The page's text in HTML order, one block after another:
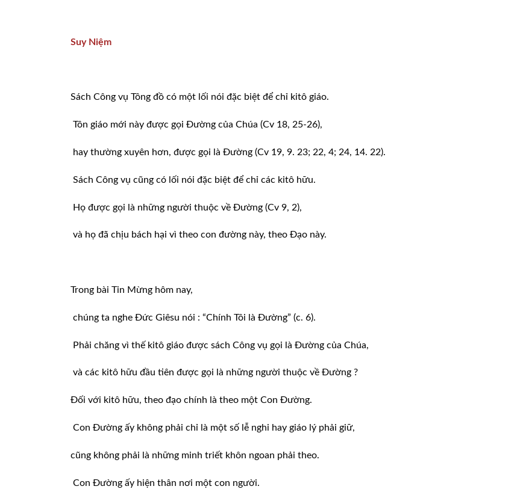
Suy Niệm
Sách Công vụ Tông đồ có một lối nói đặc biệt để chỉ kitô giáo.
Tôn giáo mới này được gọi Đường của Chúa (Cv 18, 25-26),
hay thường xuyên hơn, được gọi là Đường (Cv 19, 9. 23; 22, 4; 24, 14. 22).
Sách Công vụ cũng có lối nói đặc biệt để chỉ các kitô hữu.
Họ được gọi là những người thuộc về Đường (Cv 9, 2),
và họ đã chịu bách hại vì theo con đường này, theo Đạo này.
Trong bài Tin Mừng hôm nay,
chúng ta nghe Đức Giêsu nói : “Chính Tôi là Đường” (c. 6).
Phải chăng vì thế kitô giáo được sách Công vụ gọi là Đường của Chúa,
và các kitô hữu đầu tiên được gọi là những người thuộc về Đường ?
Đối với kitô hữu, theo đạo chính là theo một Con Đường.
Con Đường ấy không phải chỉ là một số lễ nghi hay giáo lý phải giữ,
cũng không phải là những minh triết khôn ngoan phải theo.
Con Đường ấy hiện thân nơi một con người.